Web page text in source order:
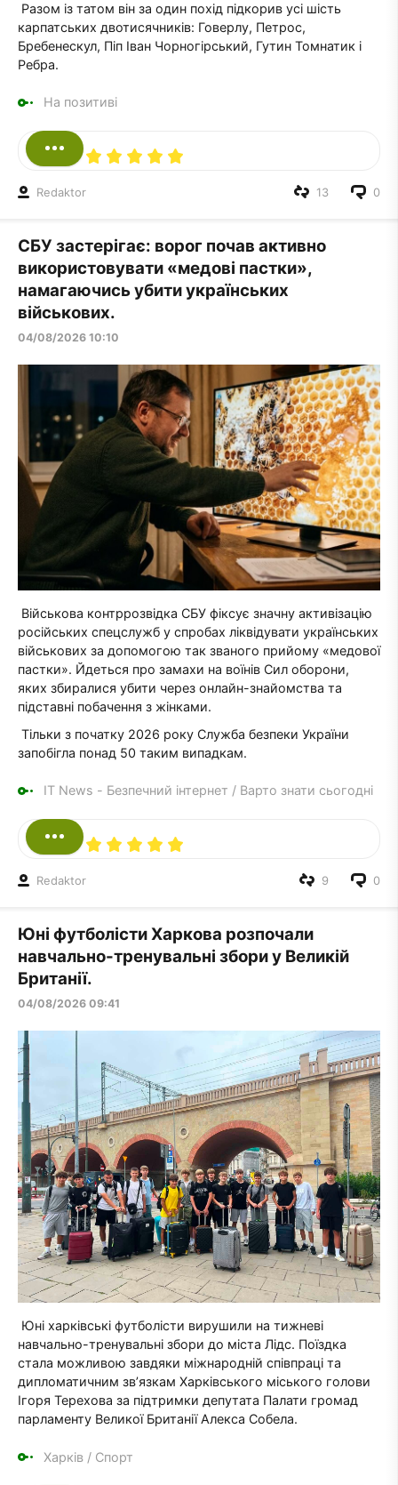
Разом із татом він за один похід підкорив усі шість
карпатських двотисячників: Говерлу, Петрос,
Бребенескул, Піп Іван Чорногірський, Гутин Томнатик і
Ребра.
На позитиві
Redaktor 0
13
СБУ застерігає: ворог почав активно
використовувати «медові пастки»,
намагаючись убити українських
військових.
04/08/2026 10:10
Військова контррозвідка СБУ фіксує значну активізацію
російських спецслужб у спробах ліквідувати українських
військових за допомогою так званого прийому «медової
пастки». Йдеться про замахи на воїнів Сил оборони,
яких збиралися убити через онлайн-знайомства та
підставні побачення з жінками.
Тільки з початку 2026 року Служба безпеки України
запобігла понад 50 таким випадкам.
IT News - Безпечний інтернет / Варто знати сьогодні
Redaktor 0
9
Юні футболісти Харкова розпочали
навчально-тренувальні збори у Великій
Британії.
04/08/2026 09:41
Юні харківські футболісти вирушили на тижневі
навчально-тренувальні збори до міста Лідс. Поїздка
стала можливою завдяки міжнародній співпраці та
дипломатичним зв’язкам Харківського міського голови
Ігоря Терехова за підтримки депутата Палати громад
парламенту Великої Британії Алекса Собела.
Харків / Спорт